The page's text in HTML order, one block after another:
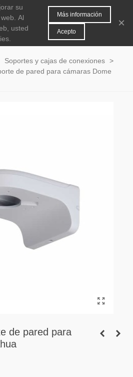
0
Soportes y cajas de conexiones >
de pared para cámaras Dome
de pared para
su
Al
usted
Más información
Acepto
×